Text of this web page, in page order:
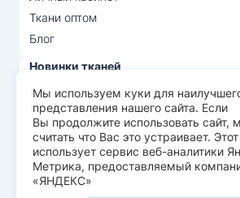
Ткани оптом
Блог
Новинки тканей
Распродажа тканей
Лидеры продаж
© Арт Текс — продажа тканей оптом, 2026
Пользовательское соглашение
Мы используем куки для
представления нашего сайта. Если
Вы продолжите использовать сайт,
считать что Вас это устраивает.
использует сервис веб-аналитики
Метрика, предоставляемый
«ЯНДЕКС»